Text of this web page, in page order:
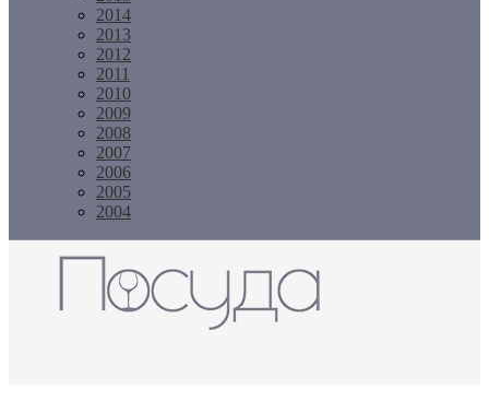
2014
2013
2012
2011
2010
2009
2008
2007
2006
2005
2004